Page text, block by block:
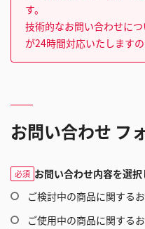
す。
技術的なお問い合わせに
が24時間対応いたします
お問い合わせ フ
必須 お問い合わせ内容を選択
ご検討中の商品に関する
ご使用中の商品に関する